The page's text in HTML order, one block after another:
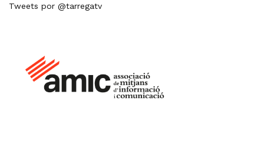
Tweets por @tarregatv